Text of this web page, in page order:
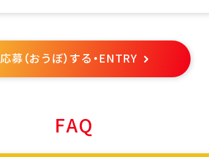
応募（おうぼ）する・ENTRY
FAQ